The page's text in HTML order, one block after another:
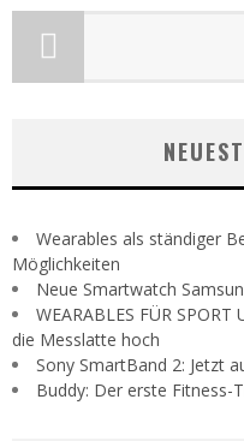
Wearables als ständiger
Möglichkeiten
Neue Smartwatch
WEARABLES FÜR
die Messlatte hoch
Sony SmartBand 2: Jetzt
Buddy: Der erste Fitness-